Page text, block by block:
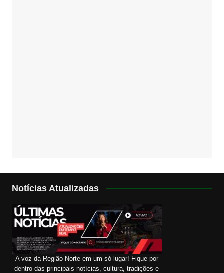
Notícias Atualizadas
A voz da Região Norte em um só lugar! Fique por
dentro das principais notícias, cultura, tradições e